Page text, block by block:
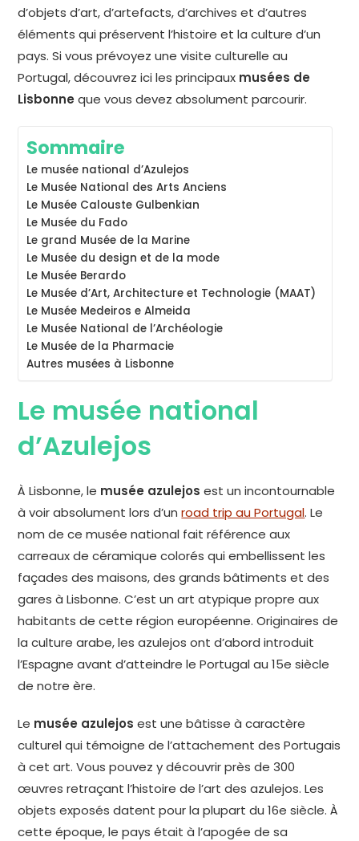
d’objets d’art, d’artefacts, d’archives et d’autres
éléments qui préservent l’histoire et la culture d’un
pays. Si vous prévoyez une visite culturelle au
Portugal, découvrez ici les principaux musées de
Lisbonne que vous devez absolument parcourir.
Sommaire
Le musée national d’Azulejos
Le Musée National des Arts Anciens
Le Musée Calouste Gulbenkian
Le Musée du Fado
Le grand Musée de la Marine
Le Musée du design et de la mode
Le Musée Berardo
Le Musée d’Art, Architecture et Technologie (MAAT)
Le Musée Medeiros e Almeida
Le Musée National de l’Archéologie
Le Musée de la Pharmacie
Autres musées à Lisbonne
Le musée national
d’Azulejos
À Lisbonne, le musée azulejos est un incontournable
à voir absolument lors d’unroad trip au Portugal. Le
nom de ce musée national fait référence aux
carreaux de céramique colorés qui embellissent les
façades des maisons, des grands bâtiments et des
gares à Lisbonne. C’est un art atypique propre aux
habitants de cette région européenne. Originaires de
la culture arabe, les azulejos ont d’abord introduit
l’Espagne avant d’atteindre le Portugal au 15e siècle
de notre ère.
Le musée azulejos est une bâtisse à caractère
culturel qui témoigne de l’attachement des Portugais
à cet art. Vous pouvez y découvrir près de 300
œuvres retraçant l’histoire de l’art des azulejos. Les
objets exposés datent pour la plupart du 16e siècle. À
cette époque, le pays était à l’apogée de sa